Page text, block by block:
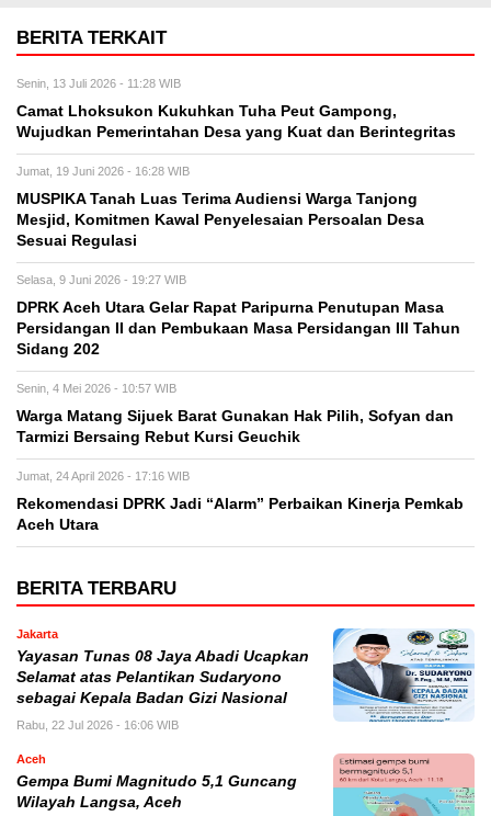
BERITA TERKAIT
Senin, 13 Juli 2026 - 11:28 WIB
Camat Lhoksukon Kukuhkan Tuha Peut Gampong,
Wujudkan Pemerintahan Desa yang Kuat dan Berintegritas
Jumat, 19 Juni 2026 - 16:28 WIB
MUSPIKA Tanah Luas Terima Audiensi Warga Tanjong
Mesjid, Komitmen Kawal Penyelesaian Persoalan Desa
Sesuai Regulasi
Selasa, 9 Juni 2026 - 19:27 WIB
DPRK Aceh Utara Gelar Rapat Paripurna Penutupan Masa
Persidangan II dan Pembukaan Masa Persidangan III Tahun
Sidang 202
Senin, 4 Mei 2026 - 10:57 WIB
Warga Matang Sijuek Barat Gunakan Hak Pilih, Sofyan dan
Tarmizi Bersaing Rebut Kursi Geuchik
Jumat, 24 April 2026 - 17:16 WIB
Rekomendasi DPRK Jadi “Alarm” Perbaikan Kinerja Pemkab
Aceh Utara
BERITA TERBARU
Jakarta
Yayasan Tunas 08 Jaya Abadi Ucapkan
Selamat atas Pelantikan Sudaryono
sebagai Kepala Badan Gizi Nasional
Rabu, 22 Jul 2026 - 16:06 WIB
Aceh
Gempa Bumi Magnitudo 5,1 Guncang
Wilayah Langsa, Aceh